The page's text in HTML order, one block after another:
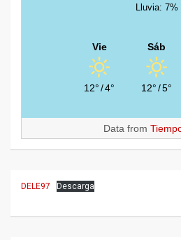
Lluvia: 7%
Vie
12°/4°
Sáb
12°/5°
Data from
DELE97 Descarga